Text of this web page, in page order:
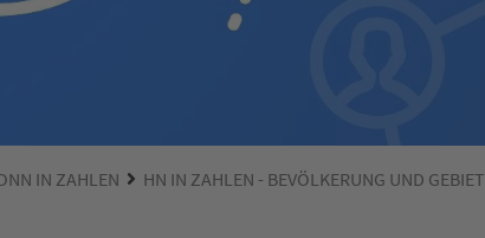
IN ZAHLEN HN IN ZAHLEN - BEVÖLKERUNG UND GEBIET